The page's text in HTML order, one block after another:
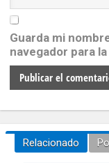
Guarda mi
navegador para
Relacionado